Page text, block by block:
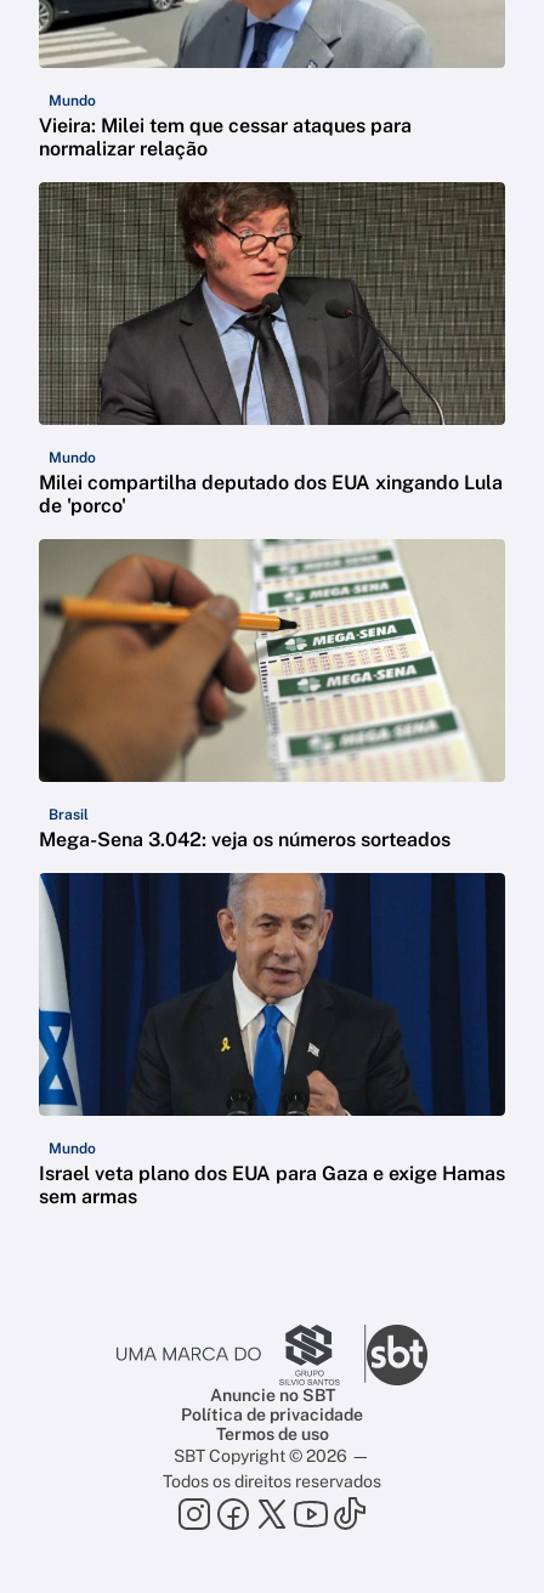
Mundo
Vieira: Milei tem que cessar ataques para
normalizar relação
Mundo
Milei compartilha deputado dos EUA xingando Lula
de 'porco'
Brasil
Mega-Sena 3.042: veja os números sorteados
Mundo
Israel veta plano dos EUA para Gaza e exige Hamas
sem armas
Anuncie no SBT
Política de privacidade
Termos de uso
SBT Copyright © 2026 —
Todos os direitos reservados